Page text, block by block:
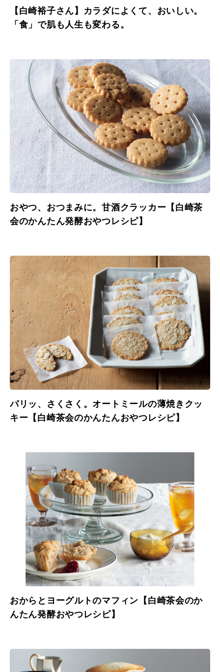
【白崎裕子さん】カラダによくて、おいしい。
「食」で肌も人生も変わる。
おやつ、おつまみに。甘酒クラッカー【白崎茶
会のかんたん発酵おやつレシピ】
パリッ、さくさく。オートミールの薄焼きクッ
キー【白崎茶会のかんたんおやつレシピ】
おからとヨーグルトのマフィン【白崎茶会のか
んたん発酵おやつレシピ】